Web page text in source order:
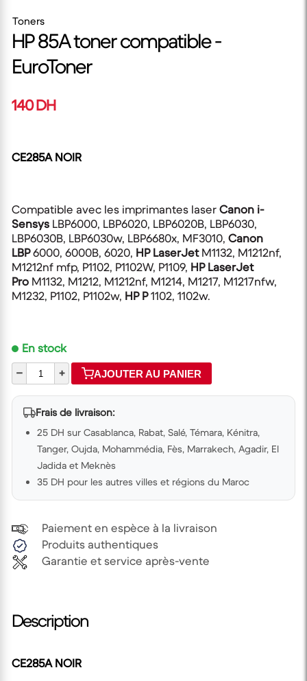
Toners
HP 85A toner compatible -
EuroToner
140 DH
CE285A NOIR
Compatible avec les imprimantes laserCanon i-
Sensys LBP6000, LBP6020, LBP6020B, LBP6030,
LBP6030B, LBP6030w, LBP6680x, MF3010, Canon
LBP6000, 6000B, 6020, HP LaserJetM1132, M1212nf,
M1212nf mfp, P1102, P1102W, P1109, HP LaserJet
Pro M1132, M1212, M1212nf, M1214, M1217, M1217nfw,
M1232, P1102, P1102w, HP P1102, 1102w.
En stock
–
+ AJOUTER AU PANIER
Frais de livraison:
25 DH sur Casablanca, Rabat, Salé, Témara, Kénitra,
Tanger, Oujda, Mohammédia, Fès, Marrakech, Agadir, El
Jadida et Meknès
35 DH pour les autres villes et régions du Maroc
Paiement en espèce à la livraison
Produits authentiques
Garantie et service après-vente
Description
CE285A NOIR